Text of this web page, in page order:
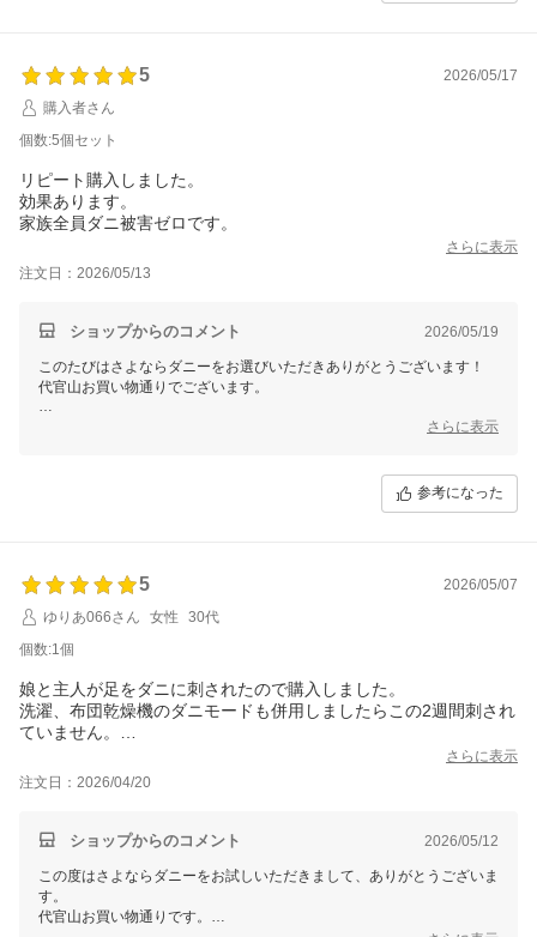
5
2026/05/17
購入者さん
個数:5個セット
リピート購入しました。
効果あります。
家族全員ダニ被害ゼロです。
さらに表示
注文日：2026/05/13
ショップからのコメント 2026/05/19
このたびはさよならダニーをお選びいただきありがとうございます！
代官山お買い物通りでございます。
商品がご家族皆様のお役に立てているようで、大変嬉しく思います。
さらに表示
参考になった
5
2026/05/07
ゆりあ066さん
女性
30代
個数:1個
娘と主人が足をダニに刺されたので購入しました。
洗濯、布団乾燥機のダニモードも併用しましたらこの2週間刺され
ていません。
さらに表示
注文日：2026/04/20
ショップからのコメント 2026/05/12
この度はさよならダニーをお試しいただきまして、ありがとうございま
す。
代官山お買い物通りです。